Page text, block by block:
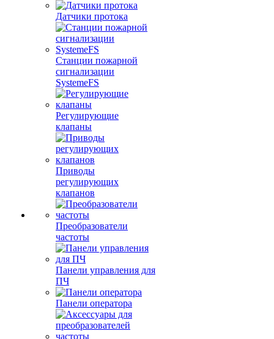
Датчики протока
Станции пожарной
сигнализации
SystemeFS
Регулирующие
клапаны
Приводы
регулирующих
клапанов
Преобразователи
частоты
Панели управления для
ПЧ
Панели оператора